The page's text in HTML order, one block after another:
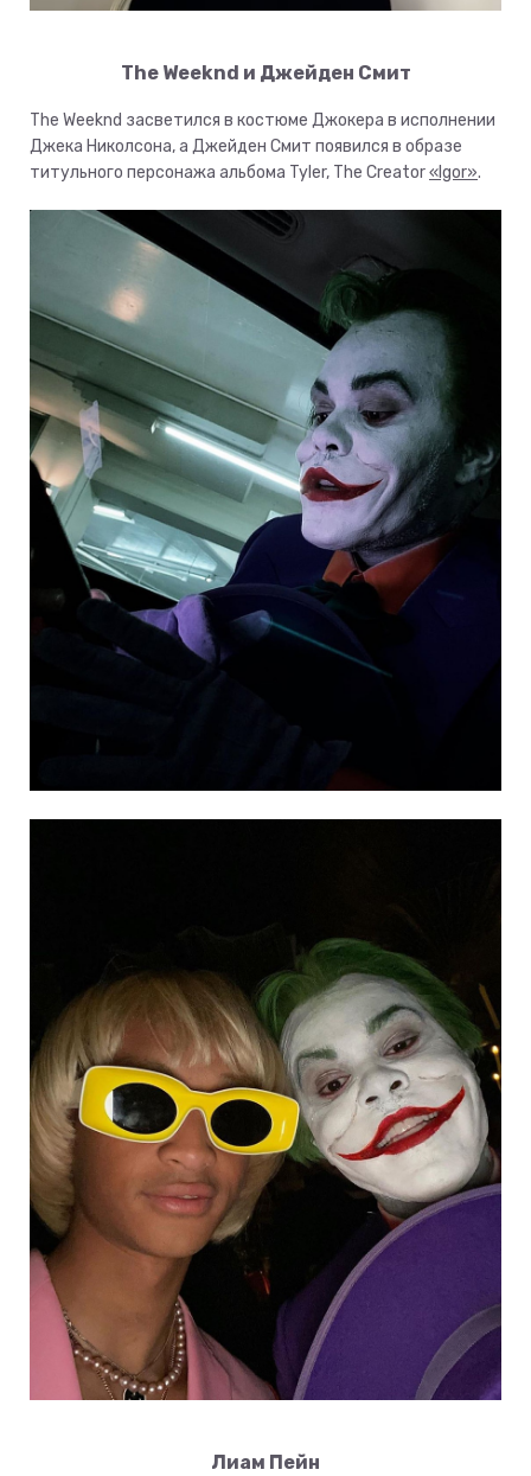
The Weeknd и Джейден Смит
The Weeknd засветился в костюме Джокера в исполнении
Джека Николсона, а Джейден Смит появился в образе
титульного персонажа альбома Tyler, The Creator«Igor».
Лиам Пейн